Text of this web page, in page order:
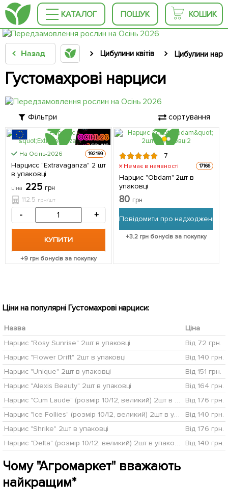
КАТАЛОГ ПОШУК КОШИК
Назад Цибулини квітів Цибулини
Густомахрові нарциси
Фільтри сортування
На Осінь-2026 192199
Нарцисс "Extravaganza" 2 шт
в упаковці
ціна 225 грн
112.5 грн/шт
- +
КУПИТИ
+9 грн бонусів за покупку
7
Немає в наявності 17166
Нарцис "Obdam" 2шт в
упаковці
80 грн
Повідомити про надходження
+3.2 грн бонусів за покупку
Ціни на популярні Густомахрові нарциси:
Назва
Ціна
Нарцис "Rosy Sunrise" 2шт в упаковці
Від 72 грн.
Нарцис "Flower Drift" 2шт в упаковці
Від 140 грн.
Нарцис "Unique" 2шт в упаковці
Від 151 грн.
Нарцис "Alexis Beauty" 2шт в упаковці
Від 164 грн.
Нарцис "Cum Laude" (розмір 10/12, великий) 2шт в упаковці
Від 176 грн.
Нарцис "Ice Follies" (розмір 10/12, великий) 2шт в упаковці
Від 140 грн.
Нарцис "Shrike" 2шт в упаковці
Від 176 грн.
Нарцис "Delta" (розмір 10/12, великий) 2шт в упаковці
Від 140 грн.
Чому "Агромаркет" вважають
найкращим*